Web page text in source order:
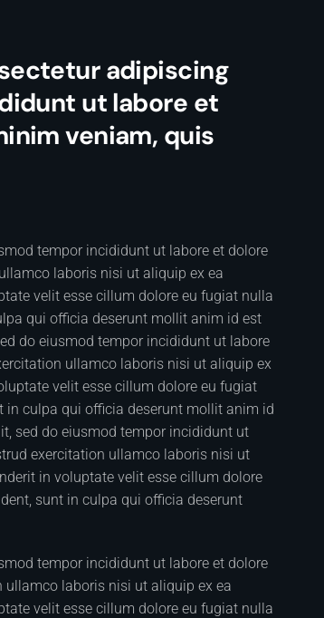
adipiscing
ut labore et
veniam, quis
tempor incididunt ut labore et dolore
laboris nisi ut aliquip ex ea
velit esse cillum dolore eu fugiat nulla
qui officia deserunt mollit anim id est
do eiusmod tempor incididunt ut labore
ullamco laboris nisi ut aliquip ex
velit esse cillum dolore eu fugiat
in culpa qui officia deserunt mollit anim id
sed do eiusmod tempor incididunt ut
exercitation ullamco laboris nisi ut
in voluptate velit esse cillum dolore
sunt in culpa qui officia deserunt
tempor incididunt ut labore et dolore
laboris nisi ut aliquip ex ea
velit esse cillum dolore eu fugiat nulla